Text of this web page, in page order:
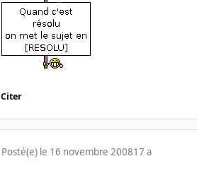
Citer
Posté(e) le 16 novembre 200817 a